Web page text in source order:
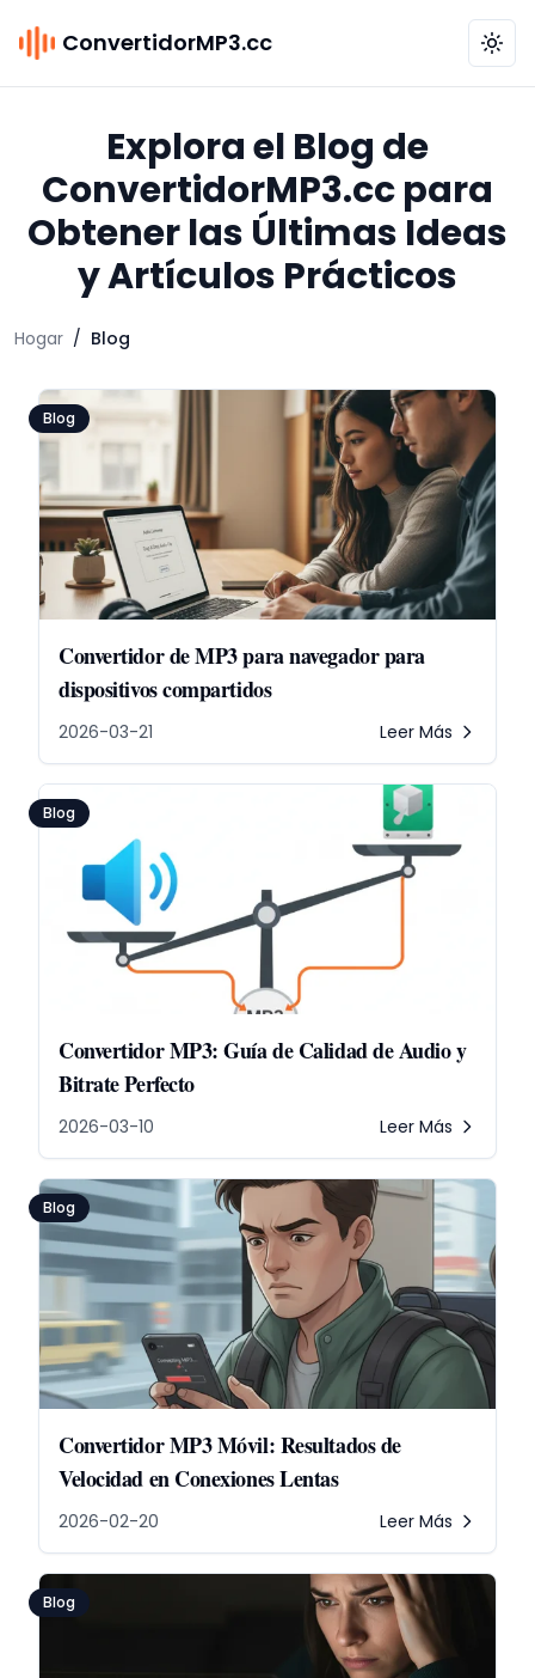
ConvertidorMP3.cc
Explora el Blog de
ConvertidorMP3.cc para
Obtener las Últimas Ideas
y Artículos Prácticos
Hogar / Blog
Blog
Convertidor de MP3 para navegador para
dispositivos compartidos
2026-03-21 Leer Más
Blog
Convertidor MP3: Guía de Calidad de Audio y
Bitrate Perfecto
2026-03-10 Leer Más
Blog
Convertidor MP3 Móvil: Resultados de
Velocidad en Conexiones Lentas
2026-02-20 Leer Más
Blog